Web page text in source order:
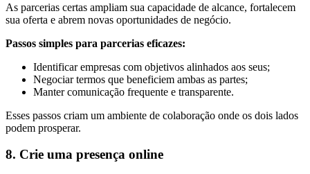
As parcerias certas ampliam sua capacidade de alcance, fortalecem
sua oferta e abrem novas oportunidades de negócio.
Passos simples para parcerias eficazes:
Identificar empresas com objetivos alinhados aos seus;
Negociar termos que beneficiem ambas as partes;
Manter comunicação frequente e transparente.
Esses passos criam um ambiente de colaboração onde os dois lados
podem prosperar.
8. Crie uma presença online